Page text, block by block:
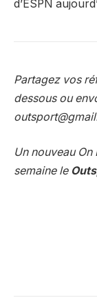
d’ESPN
Partagez vos
dessous ou
Un nouveau
semaine le